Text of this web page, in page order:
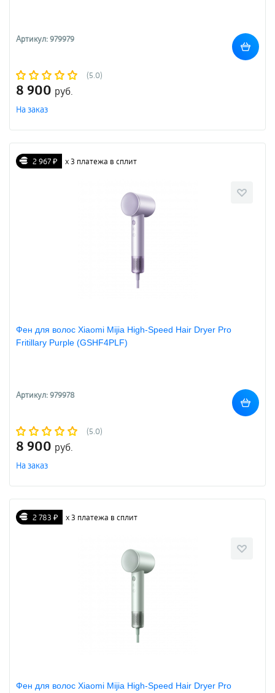
Артикул: 979979
(5.0)
8 900 руб.
На заказ
2 967 ₽ х 3 платежа в сплит
Фен для волос Xiaomi Mijia High-Speed Hair Dryer Pro
Fritillary Purple (GSHF4PLF)
Артикул: 979978
(5.0)
8 900 руб.
На заказ
2 783 ₽ х 3 платежа в сплит
Фен для волос Xiaomi Mijia High-Speed Hair Dryer Pro